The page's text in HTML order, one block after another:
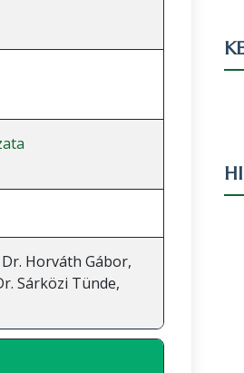
Horváth Gábor,
Sárközi Tünde,